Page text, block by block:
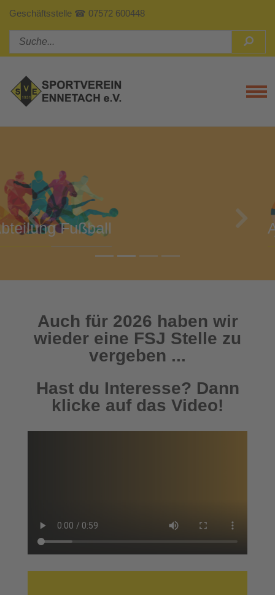
Geschäftsstelle ☎ 07572 600448
Abteilung Turnen
Previous Next
Auch für 2026 haben wir
wieder eine FSJ Stelle zu
vergeben ...
Hast du Interesse? Dann
klicke auf das Video!